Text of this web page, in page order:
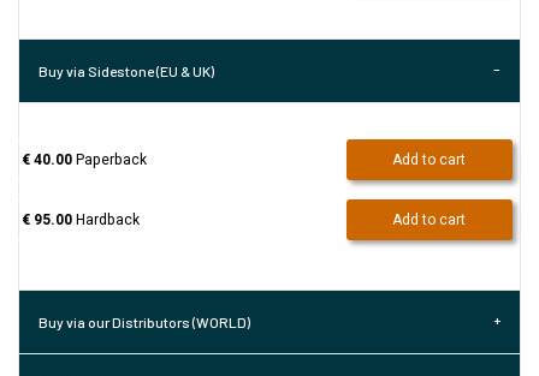
Buy via Sidestone (EU & UK)
€ 40.00Paperback Add to cart
€ 95.00Hardback Add to cart
Buy via our Distributors (WORLD)